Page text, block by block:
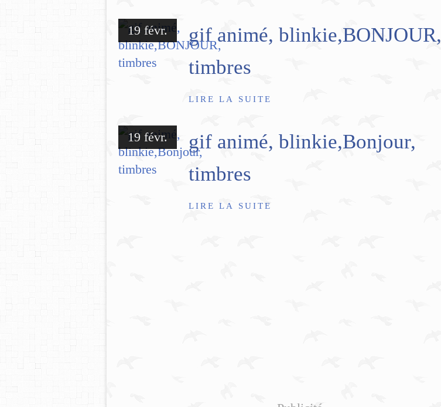
19 févr.
gif animé, blinkie,BONJOUR,
timbres
LIRE LA SUITE
19 févr.
gif animé, blinkie,Bonjour,
timbres
LIRE LA SUITE